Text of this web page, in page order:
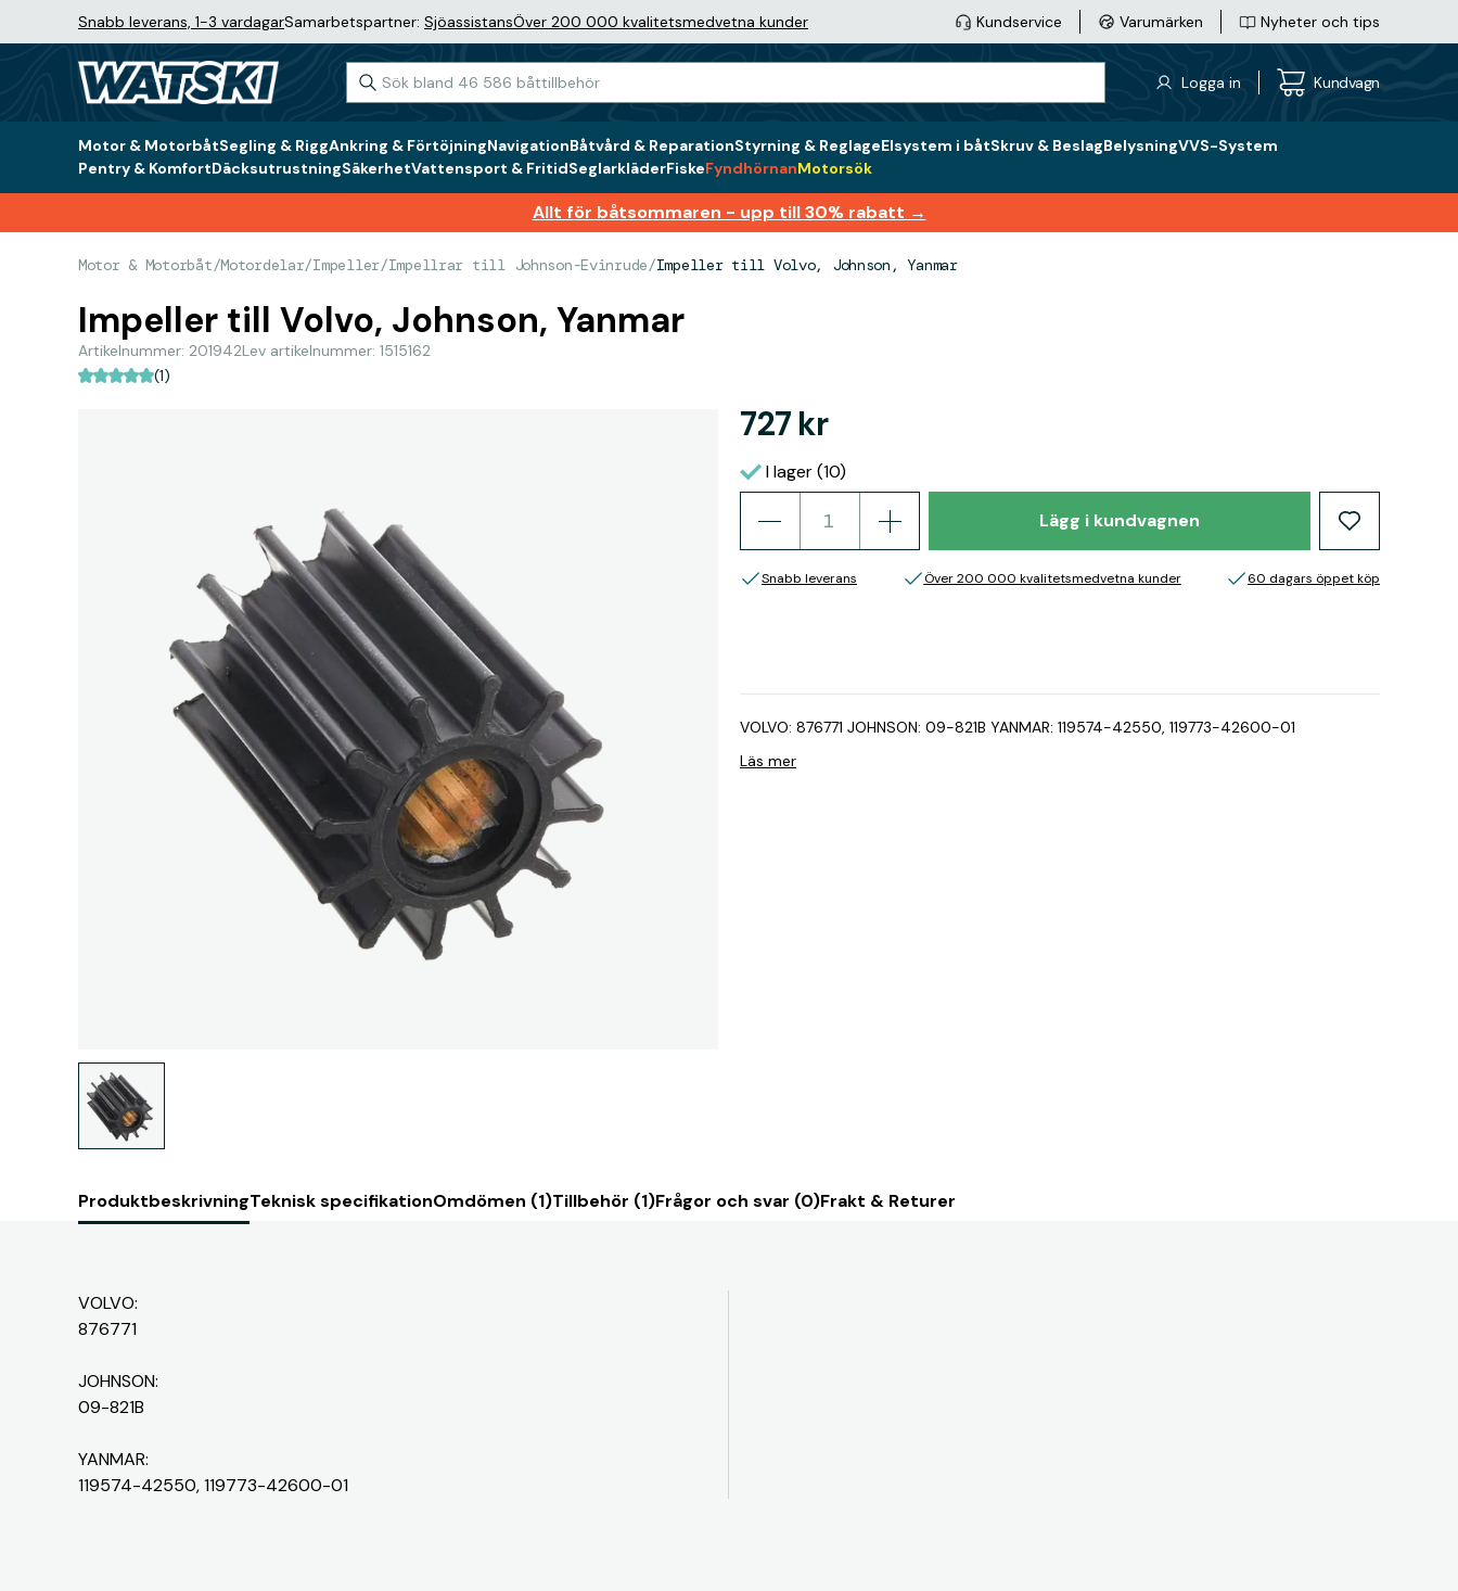
Snabb leverans, 1-3 vardagarSamarbetspartner: SjöassistansÖver 200 000 kvalitetsmedvetna kunder Kundservice Varumärken Nyheter och tips
Logga in Kundvagn
Motor & MotorbåtSegling & RiggAnkring & FörtöjningNavigationBåtvård & ReparationStyrning & ReglageElsystem i båtSkruv & BeslagBelysningVVS-System
Pentry & KomfortDäcksutrustningSäkerhetVattensport & FritidSeglarkläderFiskeFyndhörnanMotorsök
Allt för båtsommaren - upp till 30% rabatt →
Motor & Motorbåt/Motordelar/Impeller/Impellrar till Johnson-Evinrude/Impeller till Volvo, Johnson, Yanmar
Impeller till Volvo, Johnson, Yanmar
Artikelnummer: 201942Lev artikelnummer: 1515162
(1)
727 kr
I lager (10)
Lägg i kundvagnen
Snabb leverans Över 200 000 kvalitetsmedvetna kunder 60 dagars öppet köp
VOLVO: 876771 JOHNSON: 09-821B YANMAR: 119574-42550, 119773-42600-01
Läs mer
ProduktbeskrivningTeknisk specifikationOmdömen (1)Tillbehör (1)Frågor och svar (0)Frakt & Returer
VOLVO:
876771
JOHNSON:
09-821B
YANMAR:
119574-42550, 119773-42600-01